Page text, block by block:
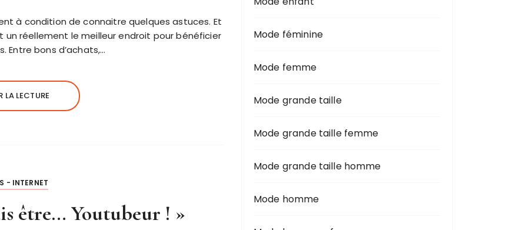
à condition de connaitre quelques astuces. Et
un réellement le meilleur endroit pour bénéficier
Entre bons d’achats,…
LA LECTURE
- INTERNET
être… Youtubeur ! »
Mode féminine
Mode femme
Mode grande taille
Mode grande taille femme
Mode grande taille homme
Mode homme